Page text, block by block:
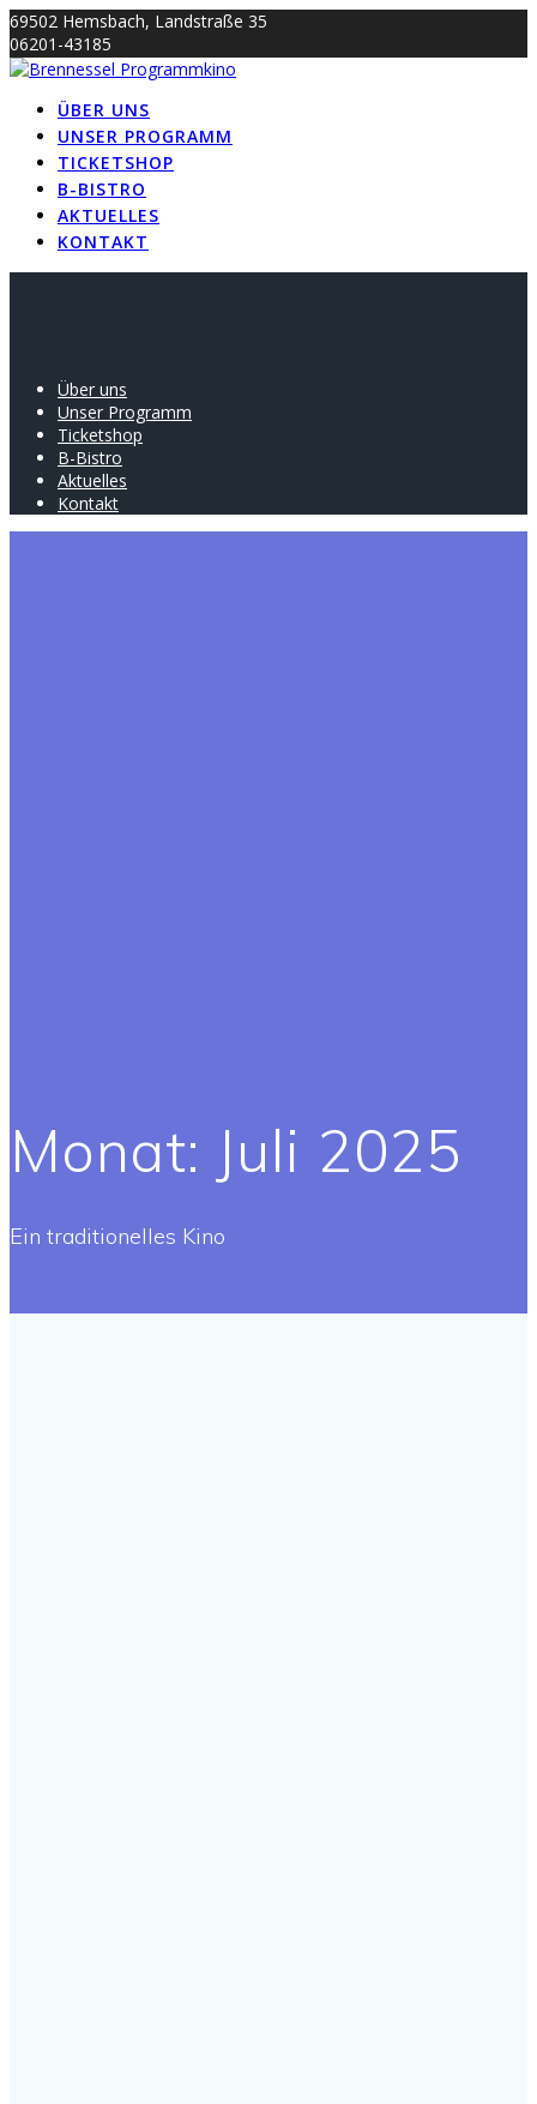
Skip
to
content
69502 Hemsbach, Landstraße 35
06201-43185
info@brennessel-kino.de
ÜBER UNS
UNSER PROGRAMM
TICKETSHOP
B-BISTRO
AKTUELLES
KONTAKT
Über uns
Unser Programm
Ticketshop
B-Bistro
Aktuelles
Kontakt
Monat: Juli 2025
Ein traditionelles Kino